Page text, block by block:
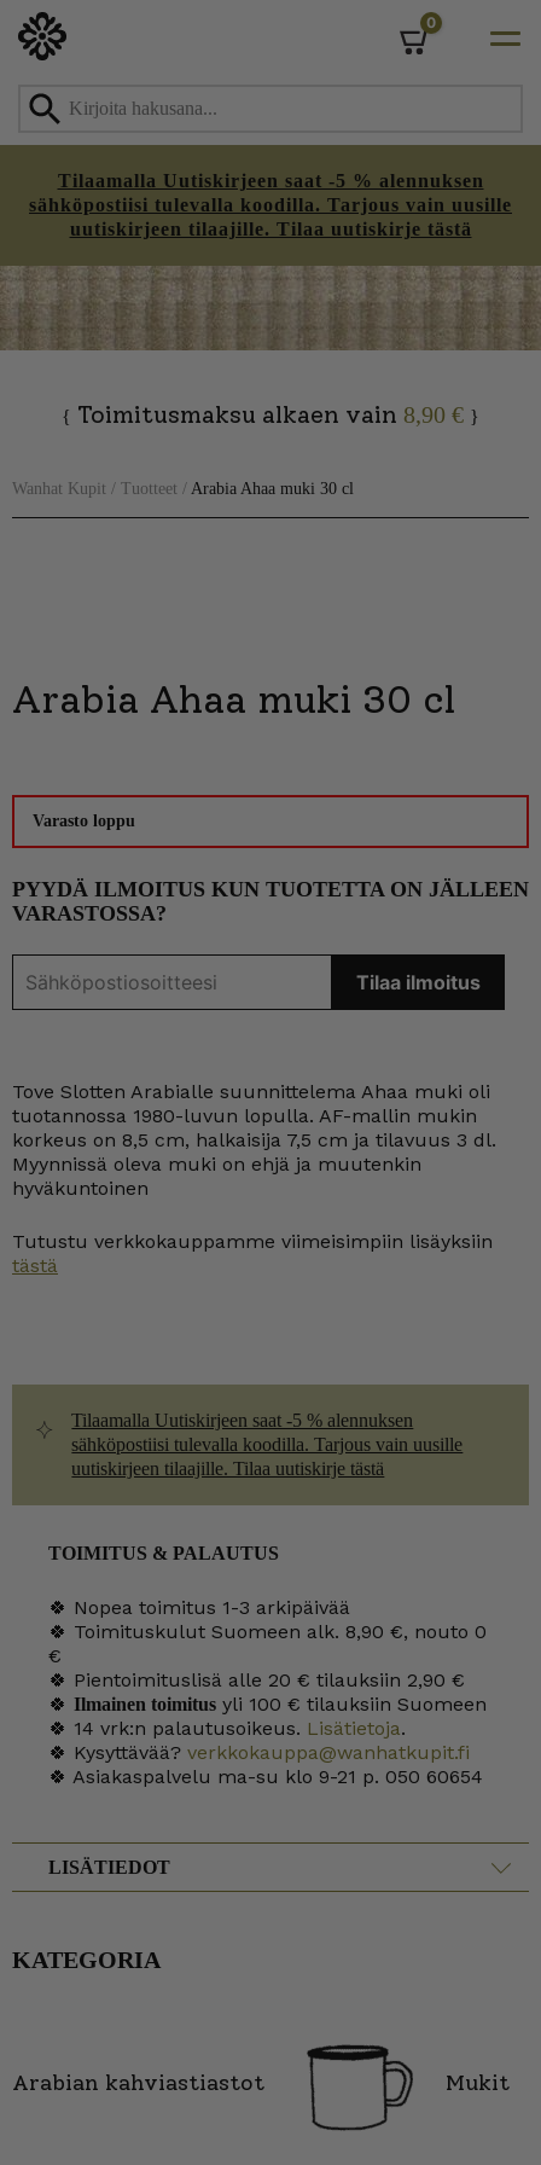
Tilaamalla Uutiskirjeen saat -5 % alennuksen
sähköpostiisi tulevalla koodilla. Tarjous vain uusille
uutiskirjeen tilaajille. Tilaa uutiskirje tästä
0
{ Toimitusmaksu alkaen vain 8,90 € }
Wanhat Kupit / Tuotteet / Arabia Ahaa muki 30 cl
Arabia Ahaa muki 30 cl
Varasto loppu
PYYDÄ ILMOITUS KUN TUOTETTA ON JÄLLEEN
VARASTOSSA?
Tove Slotten Arabialle suunnittelema Ahaa muki oli
tuotannossa 1980-luvun lopulla. AF-mallin mukin
korkeus on 8,5 cm, halkaisija 7,5 cm ja tilavuus 3 dl.
Myynnissä oleva muki on ehjä ja muutenkin
hyväkuntoinen
Tutustu verkkokauppamme viimeisimpiin lisäyksiin
tästä
Tilaamalla Uutiskirjeen saat -5 % alennuksen
sähköpostiisi tulevalla koodilla. Tarjous vain uusille
uutiskirjeen tilaajille. Tilaa uutiskirje tästä
TOIMITUS & PALAUTUS
🍀 Nopea toimitus 1-3 arkipäivää
🍀 Toimituskulut Suomeen alk. 8,90 €, nouto 0
€
🍀 Pientoimituslisä alle 20 € tilauksiin 2,90 €
🍀 Ilmainen toimitus yli 100 € tilauksiin Suomeen
🍀 14 vrk:n palautusoikeus. Lisätietoja.
🍀 Kysyttävää? verkkokauppa@wanhatkupit.fi
🍀 Asiakaspalvelu ma-su klo 9-21 p. 050 60654
LISÄTIEDOT
KATEGORIA
Arabian kahviastiastot Mukit